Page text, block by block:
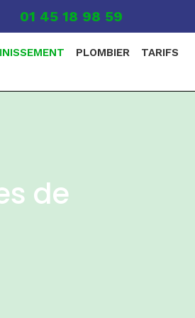
01 45 18 98 59
PLOMBIER TARIFS
de